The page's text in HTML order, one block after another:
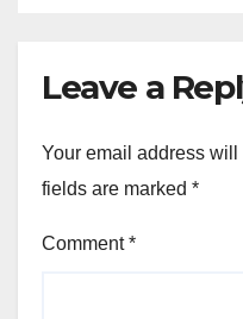
Leave a
Your email address
fields are marked *
Comment*